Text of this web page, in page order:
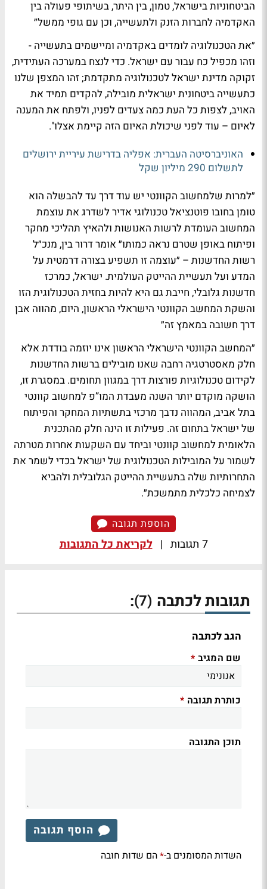
הביטחוניות בישראל, טמון, בין היתר, בשיתופי פעולה בין
האקדמיה לחברות הזנק ולתעשייה, וכן עם גופי ממשל״
״את הטכנולוגיה לומדים באקדמיה ומיישמים בתעשייה -
וזהו מכפיל כח עבור עם ישראל. כדי לנצח במערכה העתידית,
זקוקה מדינת ישראל לטכנולוגיה מתקדמת; זהו המצפן שלנו
כתעשייה ביטחונית ישראלית מובילה, להקדים תמיד את
האויב, לצפות כל העת כמה צעדים לפניו, ולפתח את המענה
לאיום – עוד לפני שיכולת האיום הזה קיימת אצלו".
האוניברסיטה העברית: אפליה בדרישת עיריית ירושלים
לתשלום 290 מיליון שקל
״למרות שלמחשוב הקוונטי יש עוד דרך עד להבשלה הוא
טומן בחובו פוטנציאל טכנולוגי אדיר לשדרג את עוצמת
המחשוב העומדת לרשות האנושות ולהאיץ תהליכי מחקר
ופיתוח באופן שטרם נראה כמותו״ אומר דרור בין, מנכ״ל
רשות החדשנות – ״עוצמה זו תשפיע בצורה דרמטית על
המדע ועל תעשיית ההייטק העולמית. ישראל, כמרכז
חדשנות גלובלי, חייבת גם היא להיות בחזית הטכנולוגית הזו
והשקת המחשב הקוונטי הישראלי הראשון, היום, מהווה אבן
דרך חשובה במאמץ זה״
״המחשב הקוונטי הישראלי הראשון אינו יוזמה בודדת אלא
חלק מאסטרטגיה רחבה שאנו מובילים ברשות החדשנות
לקידום טכנולוגיות פורצות דרך במגוון תחומים. במסגרת זו,
הושקה מוקדם יותר השנה מעבדת המו”פ למחשוב קוונטי
בתל אביב, המהווה נדבך מרכזי בתשתיות המחקר והפיתוח
של ישראל בתחום זה. פעילות זו הינה חלק מהתכנית
הלאומית למחשוב קוונטי וביחד עם השקעות אחרות מטרתה
לשמור על המובילות הטכנולוגית של ישראל בכדי לשמר את
התחרותיות שלה בתעשיית ההייטק הגלובלית ולהביא
לצמיחה כלכלית מתמשכת״.
הוספת תגובה
7 תגובות | לקריאת כל התגובות
תגובות לכתבה (7)
:
הגב לכתבה
שם המגיב *
כותרת תגובה *
תוכן התגובה
הוסף תגובה
השדות המסומנים ב-*הם שדות חובה